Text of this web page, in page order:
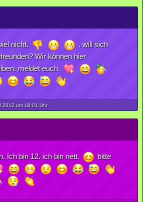
nicht.
. will sich
Wir können hier
meldet euch.
2012um 18:01 Uhr
Ich bin 12. ich bin nett.
bitte